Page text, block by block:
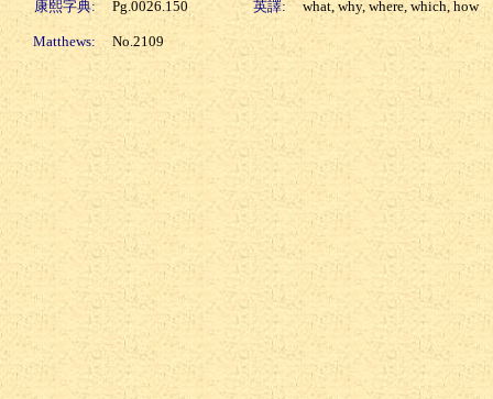
康熙字典: Pg.0026.150 英譯: what, why, where, which, how
Matthews: No.2109